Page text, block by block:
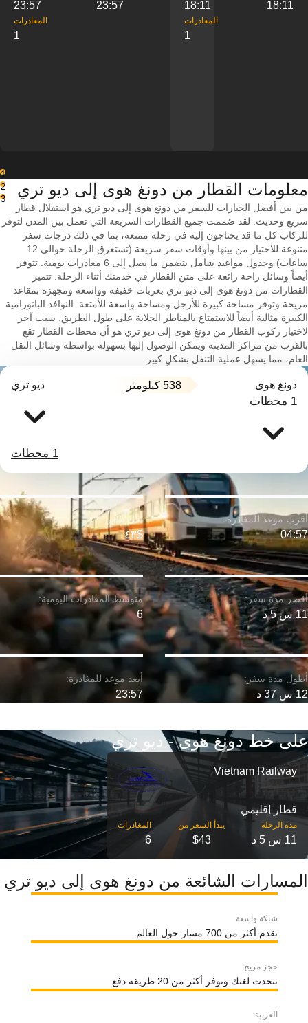
23:57 23:57
‎المغادرات
1
18:11 18:11
‎المغادرات
1
1
2
3
معلومات القطار من ‎دونغ هوى إلى ‎ديو تري
من بين أفضل الخيارات للسفر من دونغ هوى إلى ديو تري هو استقلال قطار
سريع وحديث. لقد صُممت جميع القطارات السريعة التي تعمل بين المدن لتوفر
للركاب كل ما قد يحتاجون إليه في رحلة ممتعة، بما في ذلك درجات سفر
متنوعة للاختيار من بينها وأوقات سفر سريعة (تستغرق الرحلة حوالي 12
ساعات) وجدول مواعيد شامل يتضمن ما يصل إلى 6 مغادرات يومية. تتوفر
أيضاً وسائل راحة رائعة على متن القطار في خدمتك أثناء الرحلة. تتميز
القطارات من دونغ هوى إلى ديو تري بعربات خفيفة وواسعة ومجهزة بمقاعد
مريحة وتوفر مساحة كبيرة للأرجل ومساحة واسعة للأمتعة. النوافذ البانورامية
الكبيرة مثالية أيضاً للاستمتاع بالمناظر الخلابة على طول الطريق. سبب آخر
لاختيار ركوب القطار من دونغ هوى إلى ديو تري هو أن محطات القطار تقع
بالقرب من مراكز المدينة ويمكن الوصول إليها بسهولة بواسطة وسائل النقل
العام، مما يسهل عملية التنقل بشكلٍ كبير.
دونغ هوى 538 كيلومتر ديو تري
1 محطات
1 محطات
11 س 5 د
04:57
12 س 37 د
$٤٣
6
23:57
على خط دونغ هوى - ديو تري
Vietnam Railway
قطار إقليمي
مدة الرحلة
11 س 5 د $43
6
المسارات الشائعة من دونغ هوى إلى ديو تري
شبكة واسعة
نقدم أكثر من 700 مسار حول العالم.
حجز مريح
نتحدث لغتك ونوفر أكثر من 20 طريقة دفع.
العربية